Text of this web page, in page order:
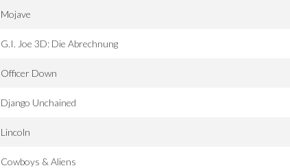
Mojave
G.I. Joe 3D: Die Abrechnung
Officer Down
Django Unchained
Lincoln
Cowboys & Aliens